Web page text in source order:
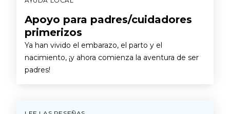
Apoyo para padres/cuidadores
primerizos
Ya han vivido el embarazo, el parto y el
nacimiento, ¡y ahora comienza la aventura de ser
padres!